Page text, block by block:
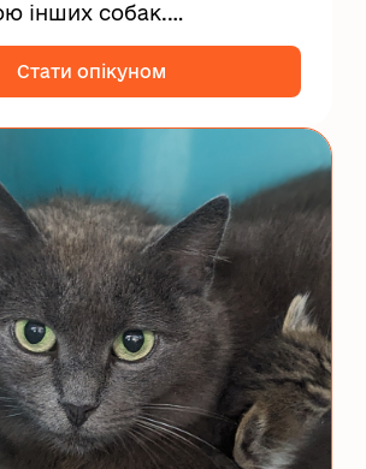
інших собак.
Стати опікуном